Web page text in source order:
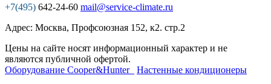
+7(495) 642-24-60 mail@service-climate.ru
Адрес: Москва, Профсоюзная 152, к2. стр.2
Цены на сайте носят информационный характер и не
являются публичной офертой.
Оборудование Cooper&Hunter
Настенные кондиционеры